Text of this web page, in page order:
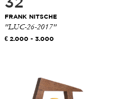
32
FRANK NITSCHE
"LUC-26-2017"
2.000 - 3.000